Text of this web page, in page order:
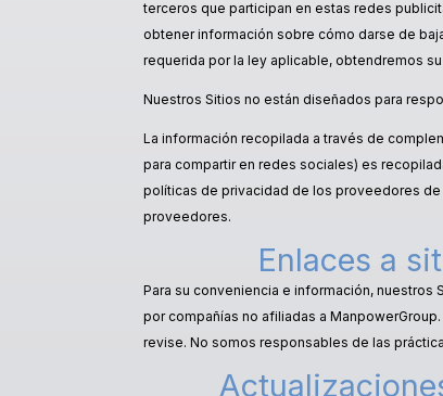
terceros que participan en estas redes
obtener información sobre cómo darse de
requerida por la ley aplicable, obtendremos
Nuestros Sitios no están diseñados para
La información recopilada a través de
para compartir en redes sociales) es
políticas de privacidad de los proveedores
proveedores.
Enlaces a
Para su conveniencia e información,
por compañías no afiliadas a
revise. No somos responsables de las